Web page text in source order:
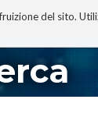
del sito.
PROGETTO